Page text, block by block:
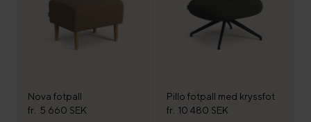
Nova fotpall
fr.
5 660 SEK
Pillo fotpall med kryssfot
fr. 10 480 SEK